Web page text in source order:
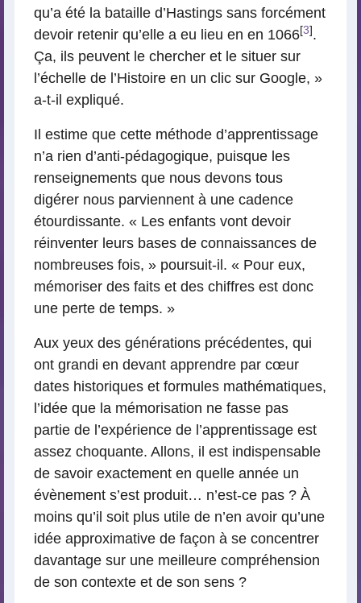
qu’a été la bataille d’Hastings sans forcément
devoir retenir qu’elle a eu lieu en en 1066[3] .
Ça, ils peuvent le chercher et le situer sur
l’échelle de l’Histoire en un clic sur Google, »
a-t-il expliqué.
Il estime que cette méthode d’apprentissage
n’a rien d’anti-pédagogique, puisque les
renseignements que nous devons tous
digérer nous parviennent à une cadence
étourdissante. « Les enfants vont devoir
réinventer leurs bases de connaissances de
nombreuses fois, » poursuit-il. « Pour eux,
mémoriser des faits et des chiffres est donc
une perte de temps. »
Aux yeux des générations précédentes, qui
ont grandi en devant apprendre par cœur
dates historiques et formules mathématiques,
l’idée que la mémorisation ne fasse pas
partie de l’expérience de l’apprentissage est
assez choquante. Allons, il est indispensable
de savoir exactement en quelle année un
évènement s’est produit… n’est-ce pas ? À
moins qu’il soit plus utile de n’en avoir qu’une
idée approximative de façon à se concentrer
davantage sur une meilleure compréhension
de son contexte et de son sens ?